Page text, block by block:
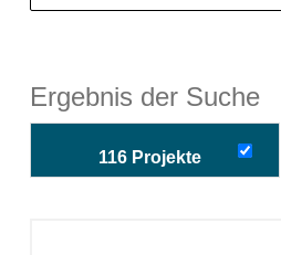
Ergebnis der Suche
116 Projekte